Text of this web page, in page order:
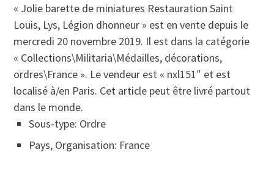
« Jolie barette de miniatures Restauration Saint
Louis, Lys, Légion dhonneur » est en vente depuis le
mercredi 20 novembre 2019. Il est dans la catégorie
« Collections\Militaria\Médailles, décorations,
ordres\France ». Le vendeur est « nxl151″ et est
localisé à/en Paris. Cet article peut être livré partout
dans le monde.
Sous-type: Ordre
Pays, Organisation: France